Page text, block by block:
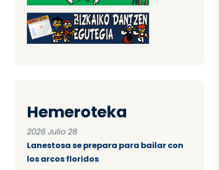
Hemeroteka
2026 Julio 28
Lanestosa se prepara para bailar con
los arcos floridos